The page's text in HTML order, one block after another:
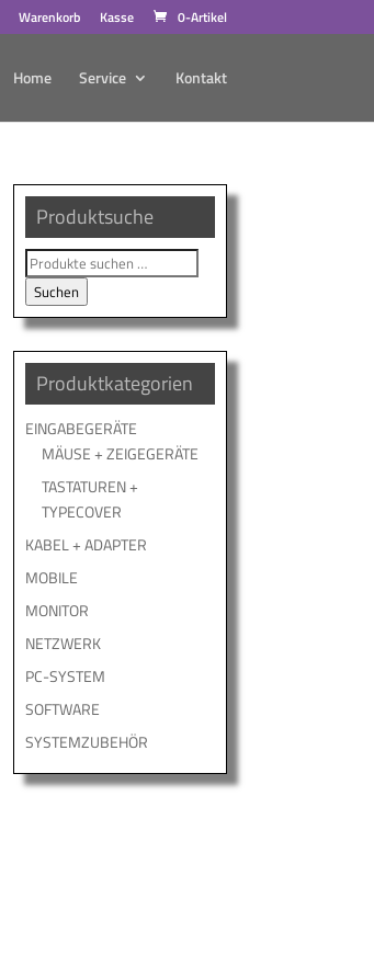
Warenkorb Kasse 0-Artikel
Home Service Kontakt
Produktsuche
Suche
nach:
Suchen
Produktkategorien
EINGABEGERÄTE
MÄUSE + ZEIGEGERÄTE
TASTATUREN +
TYPECOVER
KABEL + ADAPTER
MOBILE
MONITOR
NETZWERK
PC-SYSTEM
SOFTWARE
SYSTEMZUBEHÖR